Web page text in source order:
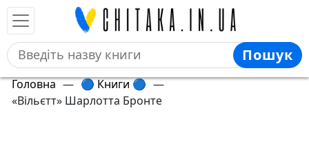
Пошук
Головна — 🔵 Книги 🔵 —
«Вільєтт» Шарлотта Бронте